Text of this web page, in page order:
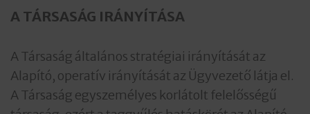
A TÁRSASÁG IRÁNYÍTÁSA
A Társaság általános stratégiai irányítását az
Alapító, operatív irányítását az Ügyvezető látja el.
A Társaság egyszemélyes korlátolt felelősségű